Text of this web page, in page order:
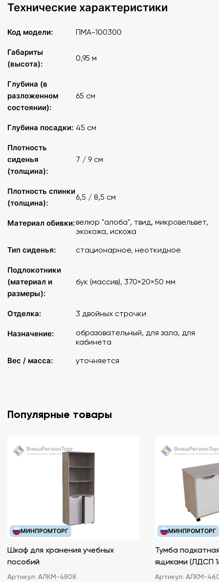
Технические характеристики
Код модели: ПМА-100300
Габариты
(высота):
0,95 м
Глубина (в
разложенном
состоянии):
65 см
Глубина посадки: 45 см
Плотность
сиденья
(толщина):
7 / 9 см
Плотность спинки
(толщина):
6,5 / 8,5 см
Материал обивки:велюр "алоба", твид, микровельвет,
экокожа, искожа
Тип сиденья:
стационарное, неоткидное
Подлокотники
(материал и
размеры):
бук (массив), 370×20×50 мм
Отделка: 3 двойных строчки
Назначение:
образовательный, для зала, для
кабинета
Вес / масса:
уточняется
Популярные товары
МИНПРОМТОРГ
Шкаф для хранения учебных
пособий
Артикул: АЛКМ-4808
МИНПРОМТОРГ
Тумба
ящиками
Артикул: АЛКМ-